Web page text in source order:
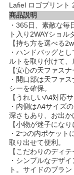
Lafiel ロゴプリント
商品説明
・365日、素敵な
ト入り2WAYショル
【持ち方を選べる
・ハンドバッグと
ルトを取り付けて、
【安心の天ファスナ
・開口部は天ファ
シーを確保。
【うれしいA4対応サ
・内側はA4サイズ
深さもあり、お出か
【小物が迷子になり
・2つの内ポケット
取り出せて便利。
【こだわりのディテ
・シンプルなデザ
ト。サイドのブラ